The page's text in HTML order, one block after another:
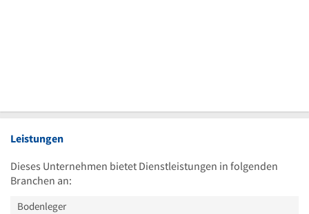
Leistungen
Dieses Unternehmen bietet Dienstleistungen in folgenden
Branchen an:
Bodenleger